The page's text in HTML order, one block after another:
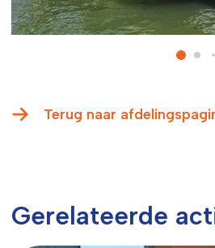
Terug naar
Gerelateerde